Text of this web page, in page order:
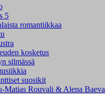
5
romantiikkaa
kosketus
silmässä
suosikit
Matias Rouvali & Alena Baeva